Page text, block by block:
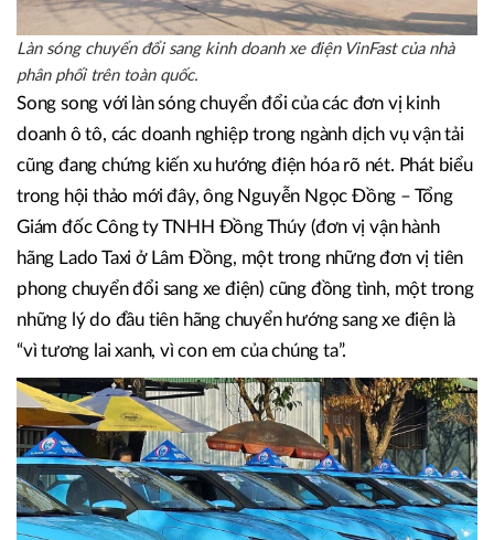
Làn sóng chuyển đổi sang kinh doanh xe điện VinFast của nhà
phân phối trên toàn quốc.
Song song với làn sóng chuyển đổi của các đơn vị kinh
doanh ô tô, các doanh nghiệp trong ngành dịch vụ vận tải
cũng đang chứng kiến xu hướng điện hóa rõ nét. Phát biểu
trong hội thảo mới đây, ông Nguyễn Ngọc Đồng – Tổng
Giám đốc Công ty TNHH Đồng Thúy (đơn vị vận hành
hãng Lado Taxi ở Lâm Đồng, một trong những đơn vị tiên
phong chuyển đổi sang xe điện) cũng đồng tình, một trong
những lý do đầu tiên hãng chuyển hướng sang xe điện là
“vì tương lai xanh, vì con em của chúng ta”.